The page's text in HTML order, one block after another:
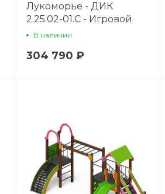
Лукоморье - ДИК
2.25.02-01.С - Игровой
комплекс H=1200
В наличии
304 790 ₽